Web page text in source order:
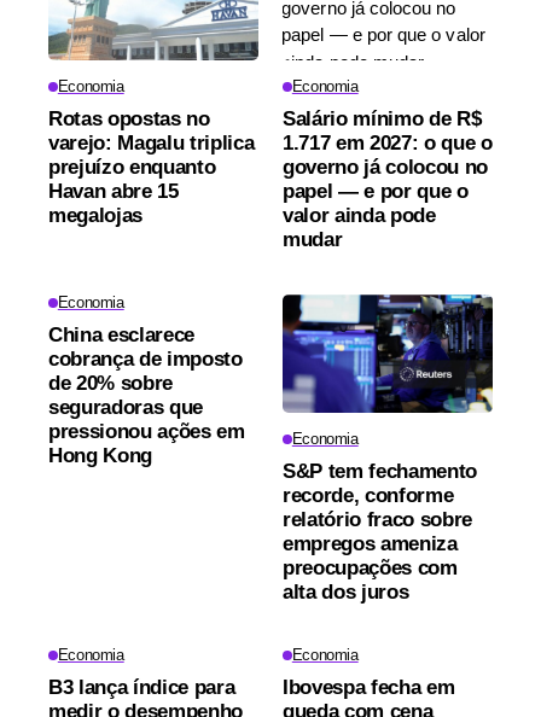
Economia
Rotas opostas no
varejo: Magalu triplica
prejuízo enquanto
Havan abre 15
megalojas
Economia
Salário mínimo de R$
1.717 em 2027: o que o
governo já colocou no
papel — e por que o
valor ainda pode
mudar
Economia
China esclarece
cobrança de imposto
de 20% sobre
seguradoras que
pressionou ações em
Hong Kong
Economia
S&P tem fechamento
recorde, conforme
relatório fraco sobre
empregos ameniza
preocupações com
alta dos juros
Economia
B3 lança índice para
medir o desempenho
Economia
Ibovespa fecha em
queda com cena